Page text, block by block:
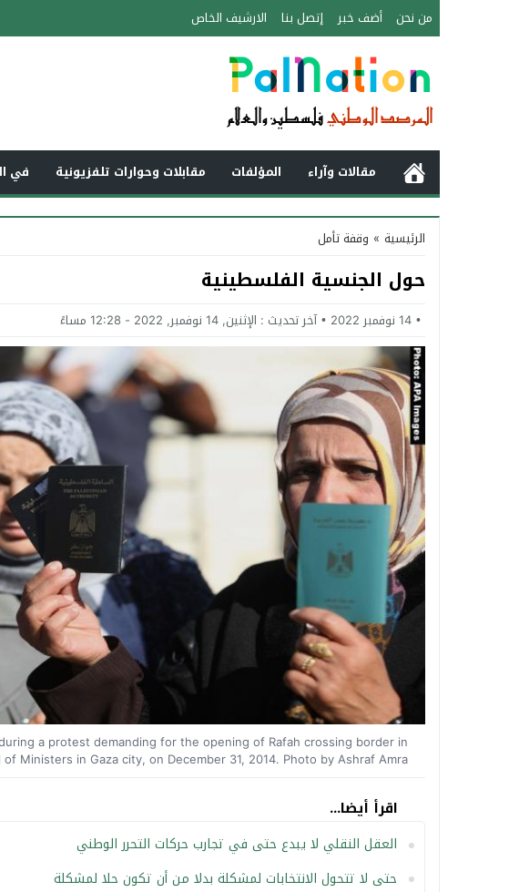
من نحن أضف خبر إتصل بنا الارشيف الخاص
مقالات وآراء المؤلفات مقابلات وحوارات تلفزيونية في
الرئيسية » وقفة تأمل
حول الجنسية الفلسطينية
14 نوفمبر 2022 آخر تحديث : الإثنين, 14 نوفمبر, 2022 - 12:28 مساءً
a protest demanding for the opening of Rafah crossing border in
Ministers in Gaza city, on December 31, 2014. Photo by Ashraf Amra
اقرأ أيضا...
العقل النقلي لا يبدع حتى في تجارب حركات التحرر الوطني
حتى لا تتحول الانتخابات لمشكلة بدلا من أن تكون حلا لمشكلة